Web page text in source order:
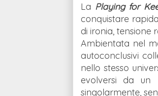
La Playing for
conquistare
di ironia, tensione
Ambientata nel
autoconclusivi
nello stesso
evolversi da un
singolarmente,